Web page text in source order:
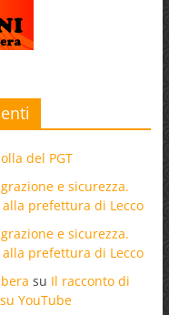
del PGT
e sicurezza.
prefettura di Lecco
e sicurezza.
prefettura di Lecco
su Il racconto di
YouTube